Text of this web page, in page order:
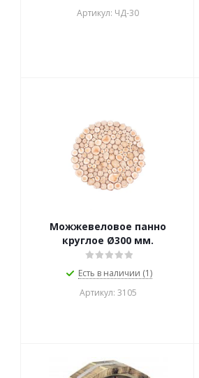
Артикул: ЧД-30
Можжевеловое панно
круглое Ø300 мм.
Есть в наличии (1)
Артикул: 3105